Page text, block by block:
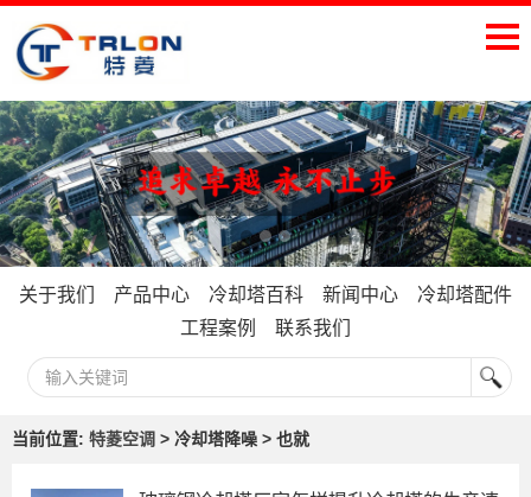
关于我们 产品中心 冷却塔百科 新闻中心
冷却塔配件
工程案例
联系我们
当前位置: 特菱空调 > 冷却塔降噪 > 也就